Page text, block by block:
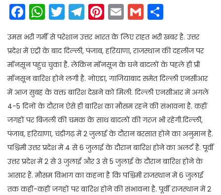
Facebook
WhatsApp
Twitter
Telegram
Pinterest
EmailGmail
उमस भरी गर्मी से परेशान उत्तर भारत के लिए राहत भरी खबर है. उत्तर
प्रदेश में एंट्री के बाद दिल्ली, पंजाब, हरियाणा, राजस्थान की दहलीज पर
मॉनसून पहुंच चुका है. लेकिन मॉनसून के घने बादलों के पहले ही प्री
मॉनसून बारिश होने लगी है. नोएडा, गाजियाबाद समेत दिल्ली एनसीआर
में आज सुबह के वक्त बारिश देखने को मिली. दिल्ली एनसीआर में अगले
4-5 दिनों के दौरान ऐसे ही बारिश का मौसम रहने की संभावना है. कहीं
जगहों पर बिजली की चमक के साथ बादलों की गरज भी रहेगी.दिल्ली,
पंजाब, हरियाणा, चंडीगढ़ में 2 जुलाई के दौरान बरसात होने का अनुमान है.
पश्चिमी उत्तर प्रदेश में 4 से 6 जुलाई के दौरान बारिश होने का अलर्ट है. पूर्वी
उत्तर प्रदेश में 2 से 3 जुलाई और 3 से 5 जुलाई के दौरान बारिश होने के
आसार हैं. मौसम विभाग का कहना है कि पश्चिमी राजस्थान में 6 जुलाई
तक कहीं-कहीं जगहों पर बारिश होने की संभावना है. पूर्वी राजस्थान में 2